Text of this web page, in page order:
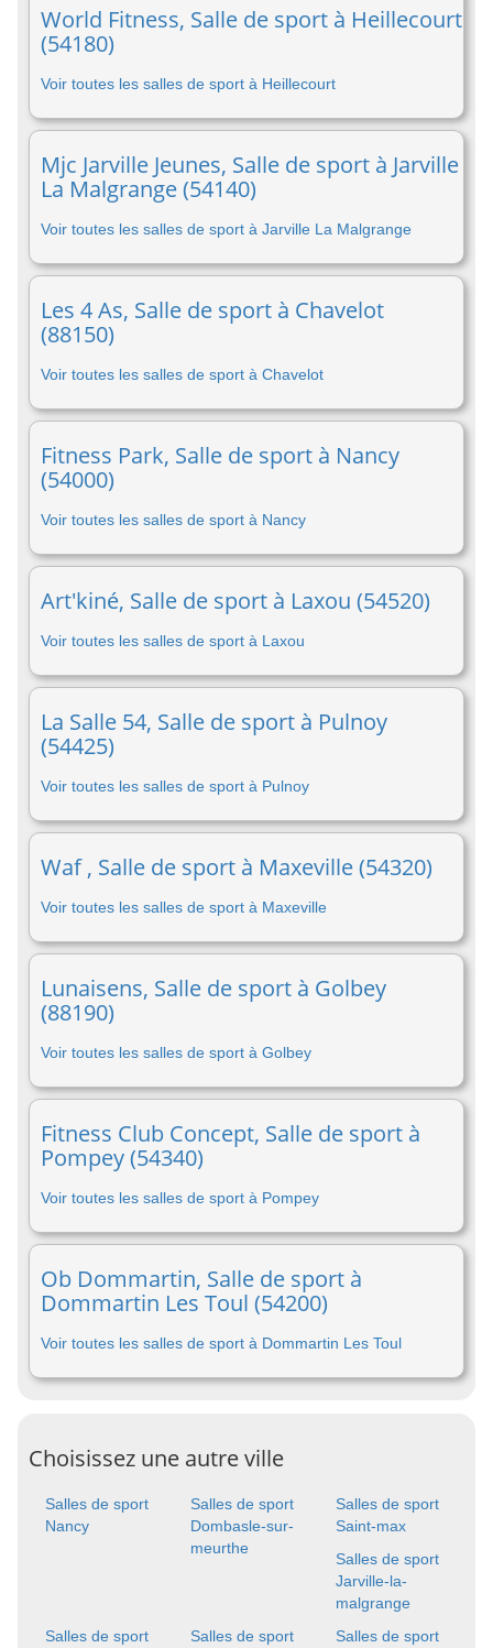
World Fitness, Salle de sport à Heillecourt
(54180)
Voir toutes les salles de sport à Heillecourt
Mjc Jarville Jeunes, Salle de sport à Jarville
La Malgrange (54140)
Voir toutes les salles de sport à Jarville La Malgrange
Les 4 As, Salle de sport à Chavelot
(88150)
Voir toutes les salles de sport à Chavelot
Fitness Park, Salle de sport à Nancy
(54000)
Voir toutes les salles de sport à Nancy
Art'kiné, Salle de sport à Laxou (54520)
Voir toutes les salles de sport à Laxou
La Salle 54, Salle de sport à Pulnoy
(54425)
Voir toutes les salles de sport à Pulnoy
Waf , Salle de sport à Maxeville (54320)
Voir toutes les salles de sport à Maxeville
Lunaisens, Salle de sport à Golbey
(88190)
Voir toutes les salles de sport à Golbey
Fitness Club Concept, Salle de sport à
Pompey (54340)
Voir toutes les salles de sport à Pompey
Ob Dommartin, Salle de sport à
Dommartin Les Toul (54200)
Voir toutes les salles de sport à Dommartin Les Toul
Choisissez une autre ville
Salles de sport
Nancy
Salles de sport
Dombasle-sur-
meurthe
Salles de sport
Saint-max
Salles de sport
Jarville-la-
malgrange
Salles de sport
Salles de sport
Salles de sport